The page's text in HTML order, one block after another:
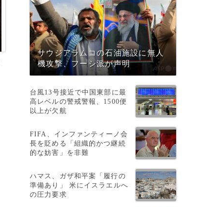
サウジアラムコの石油施設に無人
機攻撃、フーシ派が声明
台風13号接近で中国東部に最
高レベルの警戒警報、1500便
以上が欠航
FIFA、インファンティーノ会
長を貶める「組織的かつ継続
的な妨害」を非難
ハマス、ガザ和平案「履行の
準備あり」 米にイスラエルへ
の圧力要求